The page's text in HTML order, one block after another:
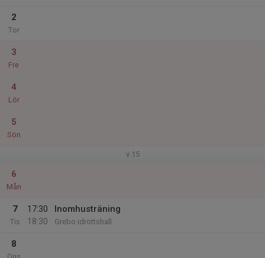
2
Tor
3
Fre
4
Lör
5
Sön
v.15
6
Mån
7
Tis
17:30
18:30
Inomhusträning
Grebo idrottshall
8